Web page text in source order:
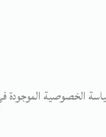
الخصوصية